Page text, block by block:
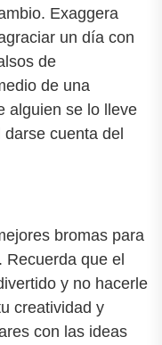
Exaggera
un día con
de
de una
alguien se lo lleve
cuenta del
bromas para
Recuerda que el
y no hacerle
creatividad y
con las ideas